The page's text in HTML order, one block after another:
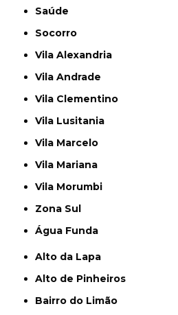
Saúde
Socorro
Vila Alexandria
Vila Andrade
Vila Clementino
Vila Lusitania
Vila Marcelo
Vila Mariana
Vila Morumbi
Zona Sul
Água Funda
Alto da Lapa
Alto de Pinheiros
Bairro do Limão